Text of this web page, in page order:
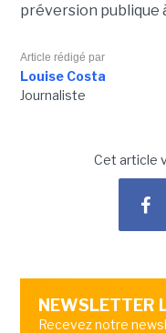
préversion publique
Article rédigé par
Louise Costa
Journaliste
Cet article
NEWSLETTER
Recevez notre